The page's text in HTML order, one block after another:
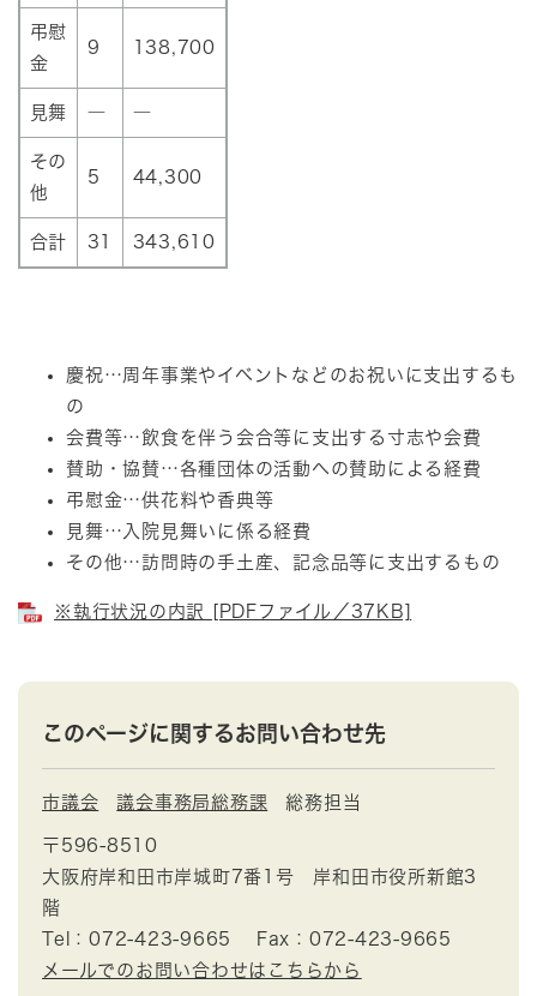
弔慰
金
9 138,700
見舞 ― ―
その
他
5 44,300
合計 31 343,610
慶祝…周年事業やイベントなどのお祝いに支出するも
の
会費等…飲食を伴う会合等に支出する寸志や会費
賛助・協賛…各種団体の活動への賛助による経費
弔慰金…供花料や香典等
見舞…入院見舞いに係る経費
その他…訪問時の手土産、記念品等に支出するもの
※執行状況の内訳 [PDFファイル／37KB]
このページに関するお問い合わせ先
市議会 議会事務局総務課 総務担当
〒596-8510
大阪府岸和田市岸城町7番1号 岸和田市役所新館3
階
Tel：072-423-9665
Fax：072-423-9665
メールでのお問い合わせはこちらから